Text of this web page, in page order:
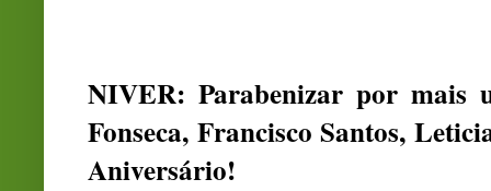
NIVER: Parabenizar por mais
Fonseca, Francisco Santos,
Aniversário!